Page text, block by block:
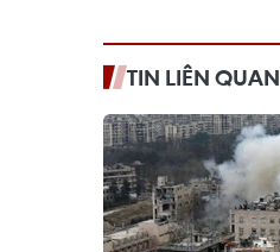
TIN LIÊN QUAN